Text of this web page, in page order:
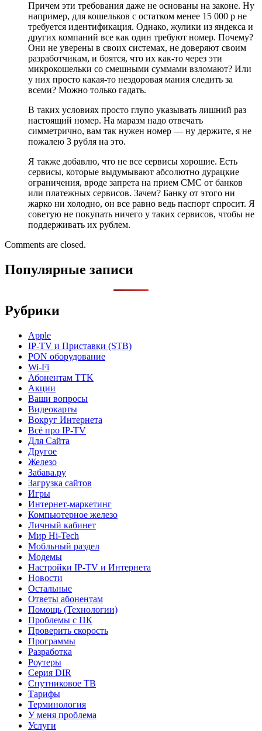
Причем эти требования даже не основаны на законе. Ну
например, для кошельков с остатком менее 15 000 р не
требуется идентификация. Однако, жулики из яндекса и
других компаний все как один требуют номер. Почему?
Они не уверены в своих системах, не доверяют своим
разработчикам, и боятся, что их как-то через эти
микрокошельки со смешными суммами взломают? Или
у них просто какая-то нездоровая мания следить за
всеми? Можно только гадать.
В таких условиях просто глупо указывать лишний раз
настоящий номер. На маразм надо отвечать
симметрично, вам так нужен номер — ну держите, я не
пожалею 3 рубля на это.
Я также добавлю, что не все сервисы хорошие. Есть
сервисы, которые выдумывают абсолютно дурацкие
ограничения, вроде запрета на прием СМС от банков
или платежных сервисов. Зачем? Банку от этого ни
жарко ни холодно, он все равно ведь паспорт спросит. Я
советую не покупать ничего у таких сервисов, чтобы не
поддерживать их рублем.
Comments are closed.
Популярные записи
Рубрики
Apple
IP-TV и Приставки (STB)
PON оборудование
Wi-Fi
Абонентам TTK
Акции
Ваши вопросы
Видеокарты
Вокруг Интернета
Всё про IP-TV
Для Сайта
Другое
Железо
Забава.ру
Загрузка сайтов
Игры
Интернет-маркетинг
Компьютерное железо
Личный кабинет
Мир Hi-Tech
Мобльный раздел
Модемы
Настройки IP-TV и Интернета
Новости
Остальные
Ответы абонентам
Помощь (Технологии)
Проблемы с ПК
Проверить скорость
Программы
Разработка
Роутеры
Серия DIR
Спутниковое ТВ
Тарифы
Терминология
У меня проблема
Услуги